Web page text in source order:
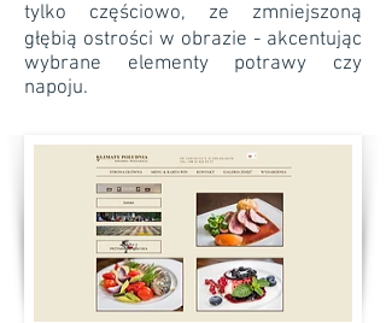
tylko częściowo, ze zmniejszoną
głębią ostrości w obrazie - akcentując
wybrane elementy potrawy czy
napoju.